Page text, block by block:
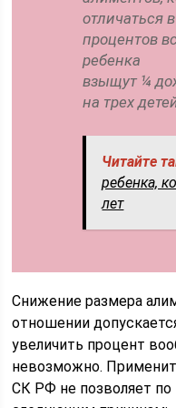
отличаться
процентов
ребенка
взыщут ¼
на трех
Читайте
ребенка,
лет
Снижение размера
отношении
увеличить процент
невозможно.
СК РФ не позволяет по